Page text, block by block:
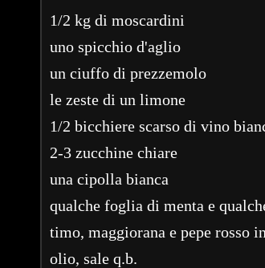
1/2 kg di moscardini
uno spicchio d'aglio
un ciuffo di prezzemolo
le zeste di un limone
1/2 bicchiere scarso di vino
2-3 zucchine chiare
una cipolla bianca
qualche foglia di menta e
timo, maggiorana e pepe rosso
olio, sale q.b.